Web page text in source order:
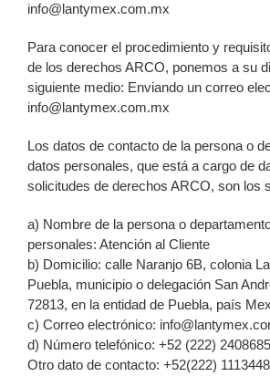
info@lantymex.com.mx
Para conocer el procedimiento y
de los derechos ARCO, ponemos a su
siguiente medio: Enviando un correo
info@lantymex.com.mx
Los datos de contacto de la persona o
datos personales, que está a cargo de
solicitudes de derechos ARCO, son los
a) Nombre de la persona o
personales: Atención al Cliente
b) Domicilio: calle Naranjo 6B, colonia
Puebla, municipio o delegación San
72813, en la entidad de Puebla, país
c) Correo electrónico:
d) Número telefónico: +52 (222) 2408685
Otro dato de contacto: +52(222) 1113448